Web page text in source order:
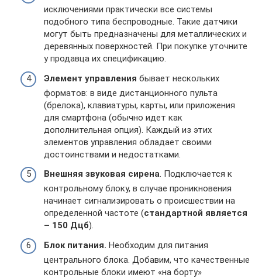
исключениями практически все системы
подобного типа беспроводные. Такие датчики
могут быть предназначены для металлических и
деревянных поверхностей. При покупке уточните
у продавца их спецификацию.
Элемент управления бывает нескольких
форматов: в виде дистанционного пульта
(брелока), клавиатуры, карты, или приложения
для смартфона (обычно идет как
дополнительная опция). Каждый из этих
элементов управления обладает своими
достоинствами и недостатками.
Внешняя звуковая сирена. Подключается к
контрольному блоку, в случае проникновения
начинает сигнализировать о происшествии на
определенной частоте (стандартной является
– 150 Дцб).
Блок питания. Необходим для питания
центрального блока. Добавим, что качественные
контрольные блоки имеют «на борту»